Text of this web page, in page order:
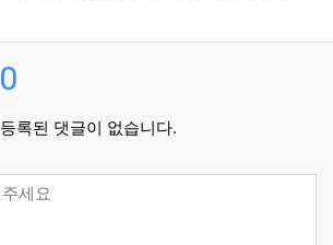
0
등록된 댓글이 없습니다.